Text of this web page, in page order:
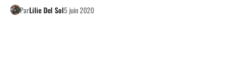
ParLilie Del Sol5 juin 2020